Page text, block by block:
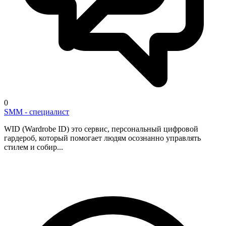
0
SMM - специалист
WID (Wardrobe ID) это сервис, персональный цифровой
гардероб, который помогает людям осознанно управлять
стилем и собир...